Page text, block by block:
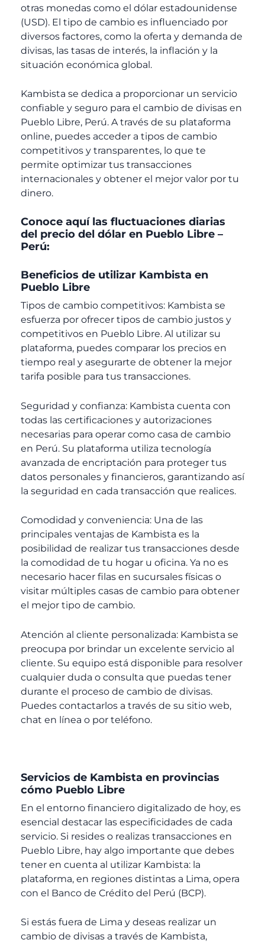
otras monedas como el dólar estadounidense
(USD). El tipo de cambio es influenciado por
diversos factores, como la oferta y demanda de
divisas, las tasas de interés, la inflación y la
situación económica global.
Kambista se dedica a proporcionar un servicio
confiable y seguro para el cambio de divisas en
Pueblo Libre, Perú. A través de su plataforma
online, puedes acceder a tipos de cambio
competitivos y transparentes, lo que te
permite optimizar tus transacciones
internacionales y obtener el mejor valor por tu
dinero.
Conoce aquí las fluctuaciones diarias
del precio del dólar en Pueblo Libre –
Perú:
Beneficios de utilizar Kambista en
Pueblo Libre
Tipos de cambio competitivos: Kambista se
esfuerza por ofrecer tipos de cambio justos y
competitivos en Pueblo Libre. Al utilizar su
plataforma, puedes comparar los precios en
tiempo real y asegurarte de obtener la mejor
tarifa posible para tus transacciones.
Seguridad y confianza: Kambista cuenta con
todas las certificaciones y autorizaciones
necesarias para operar como casa de cambio
en Perú. Su plataforma utiliza tecnología
avanzada de encriptación para proteger tus
datos personales y financieros, garantizando así
la seguridad en cada transacción que realices.
Comodidad y conveniencia: Una de las
principales ventajas de Kambista es la
posibilidad de realizar tus transacciones desde
la comodidad de tu hogar u oficina. Ya no es
necesario hacer filas en sucursales físicas o
visitar múltiples casas de cambio para obtener
el mejor tipo de cambio.
Atención al cliente personalizada: Kambista se
preocupa por brindar un excelente servicio al
cliente. Su equipo está disponible para resolver
cualquier duda o consulta que puedas tener
durante el proceso de cambio de divisas.
Puedes contactarlos a través de su sitio web,
chat en línea o por teléfono.
Servicios de Kambista en provincias
cómo Pueblo Libre
En el entorno financiero digitalizado de hoy, es
esencial destacar las especificidades de cada
servicio. Si resides o realizas transacciones en
Pueblo Libre, hay algo importante que debes
tener en cuenta al utilizar Kambista: la
plataforma, en regiones distintas a Lima, opera
con el Banco de Crédito del Perú (BCP).
Si estás fuera de Lima y deseas realizar un
cambio de divisas a través de Kambista,